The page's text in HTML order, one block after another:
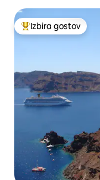
Najbolj priljubljena
Izbira gostov